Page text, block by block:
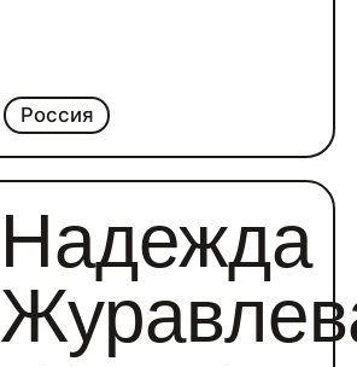
Россия
Надежда